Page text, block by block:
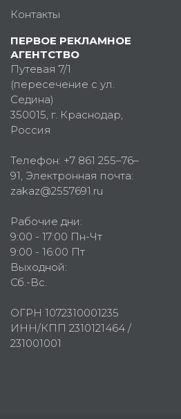
Контакты
ПЕРВОЕ РЕКЛАМНОЕ
АГЕНТСТВО
Путевая 7/1
(пересечение с ул.
Седина)
350015, г. Краснодар,
Россия
Телефон: +7 861 255–76–
91, Электронная почта:
zakaz@2557691.ru
Рабочие дни:
9:00 - 17:00 Пн-Чт
9:00 - 16:00 Пт
Выходной:
Сб.-Вс.
ОГРН 1072310001235
ИНН/КПП 2310121464 /
231001001